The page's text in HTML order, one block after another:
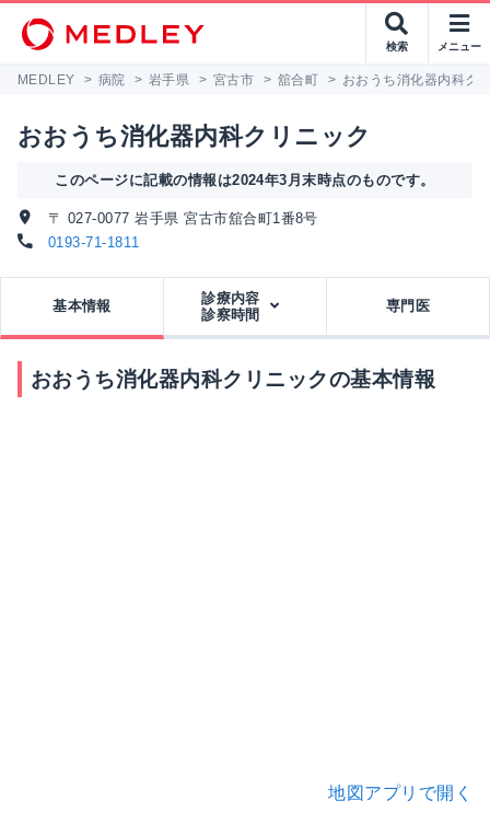
検索 メニュー
MEDLEY > 病院 > 岩手県 > 宮古市 > 舘合町 > おおうち消化器内科ク
おおうち消化器内科クリニック
このページに記載の情報は2024年3月末時点のものです。
〒 027-0077 岩手県 宮古市舘合町1番8号
0193-71-1811
基本情報
診療内容
診察時間
専門医
おおうち消化器内科クリニックの基本情報
地図アプリで開く